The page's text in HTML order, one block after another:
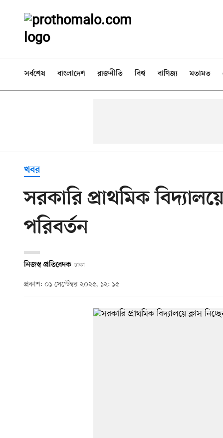
সর্বশেষ বাংলাদেশ রাজনীতি বিশ্ব বাণিজ্য মতামত
খবর
সরকারি প্রাথমিক
পরিবর্তন
নিজস্ব প্রতিবেদক ঢাকা
প্রকাশ: ০১ সেপ্টেম্বর ২০২৫, ১২: ১৫